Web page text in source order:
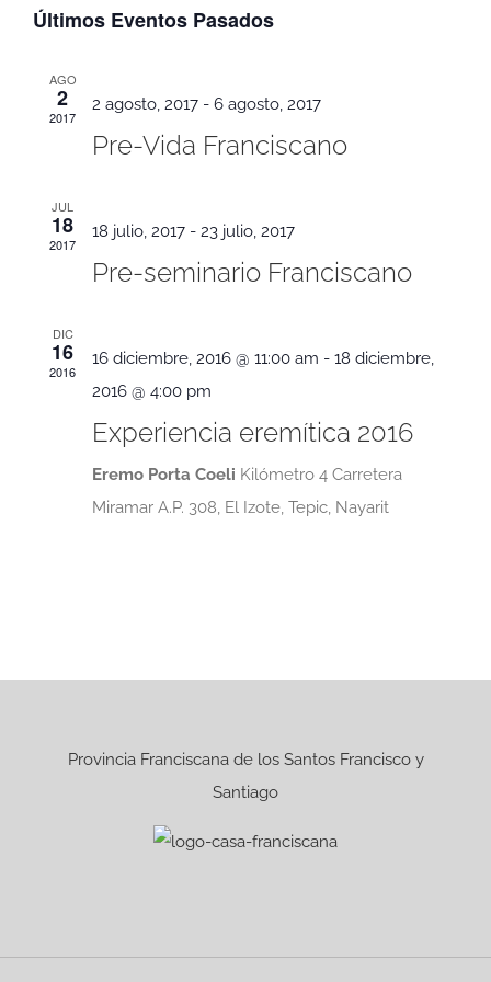
fecha.
Últimos Eventos Pasados
AGO
2
2017
2 agosto, 2017 - 6 agosto, 2017
Pre-Vida Franciscano
JUL
18
2017
18 julio, 2017 - 23 julio, 2017
Pre-seminario Franciscano
DIC
16
2016
16 diciembre, 2016 @ 11:00 am - 18 diciembre,
2016 @ 4:00 pm
Experiencia eremítica 2016
Eremo Porta Coeli Kilómetro 4 Carretera
Miramar A.P. 308, El Izote, Tepic, Nayarit
Provincia Franciscana de los Santos Francisco y
Santiago